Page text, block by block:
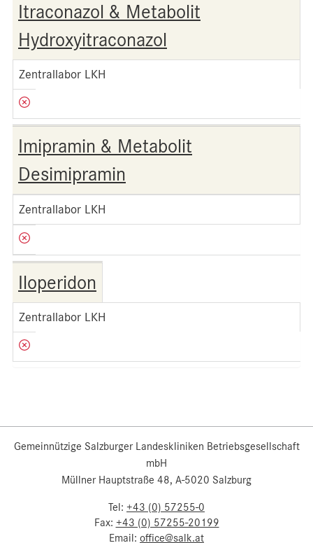
Itraconazol & Metabolit
Hydroxyitraconazol
Zentrallabor LKH
Imipramin & Metabolit
Desimipramin
Zentrallabor LKH
Iloperidon
Zentrallabor LKH
Gemeinnützige Salzburger Landeskliniken Betriebsgesellschaft
mbH
Müllner Hauptstraße 48, A-5020 Salzburg
Tel: +43 (0) 57255-0
Fax: +43 (0) 57255-20199
Email: office@salk.at